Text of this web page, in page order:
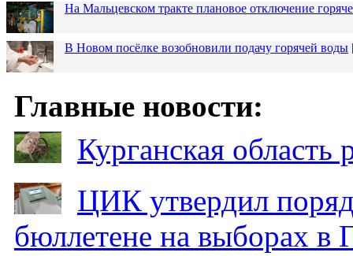
На Мальцевском тракте плановое отключение
В Новом посёлке возобновили подачу горячей воды
Главные новости:
Курганская
ЦИК утвердил
бюллетене на выборах в